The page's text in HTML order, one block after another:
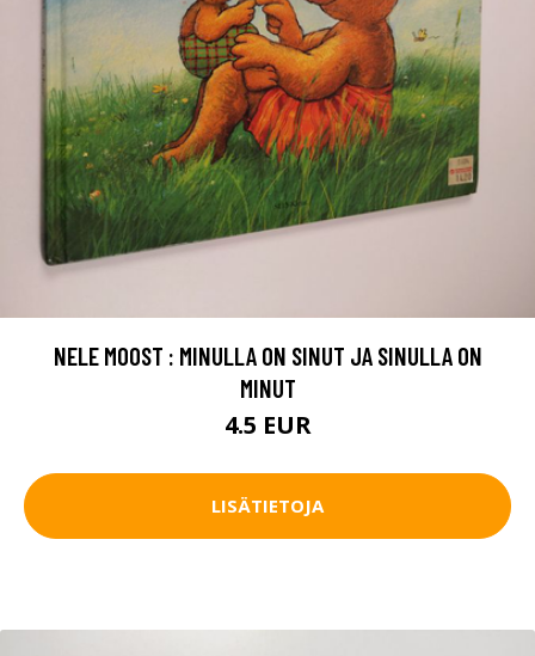
NELE MOOST : MINULLA ON SINUT JA SINULLA ON
MINUT
4.5 EUR
LISÄTIETOJA